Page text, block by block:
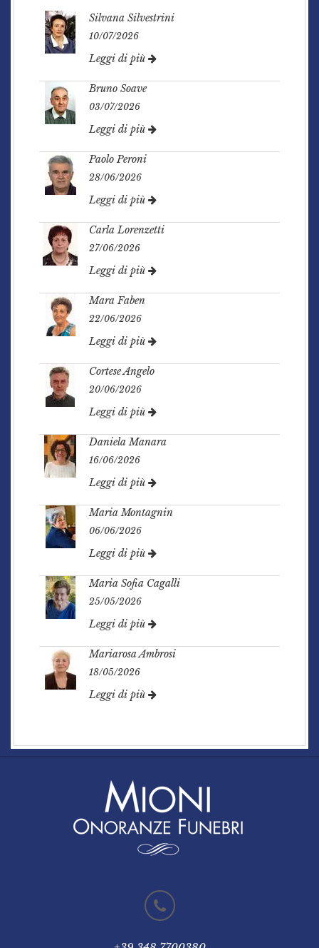
Silvana Silvestrini
10/07/2026
Leggi di più
Bruno Soave
03/07/2026
Leggi di più
Paolo Peroni
28/06/2026
Leggi di più
Carla Lorenzetti
27/06/2026
Leggi di più
Mara Faben
22/06/2026
Leggi di più
Cortese Angelo
20/06/2026
Leggi di più
Daniela Manara
16/06/2026
Leggi di più
Maria Montagnin
06/06/2026
Leggi di più
Maria Sofia Cagalli
25/05/2026
Leggi di più
Mariarosa Ambrosi
18/05/2026
Leggi di più